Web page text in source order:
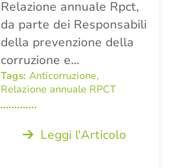
Relazione annuale Rpct,
da parte dei Responsabili
della prevenzione della
corruzione e…
Tags: Anticorruzione,
Relazione annuale RPCT
Leggi l'Articolo